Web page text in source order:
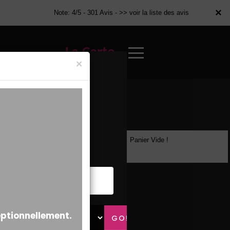
×
Note: 4/5 - 301 Avis - >> voir la liste des avis
La Carte
×
Panier Vide !
×